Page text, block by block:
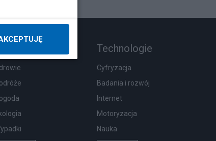
Technologie
Cyfryzacja
Badania i rozwój
Internet
Motoryzacja
Nauka